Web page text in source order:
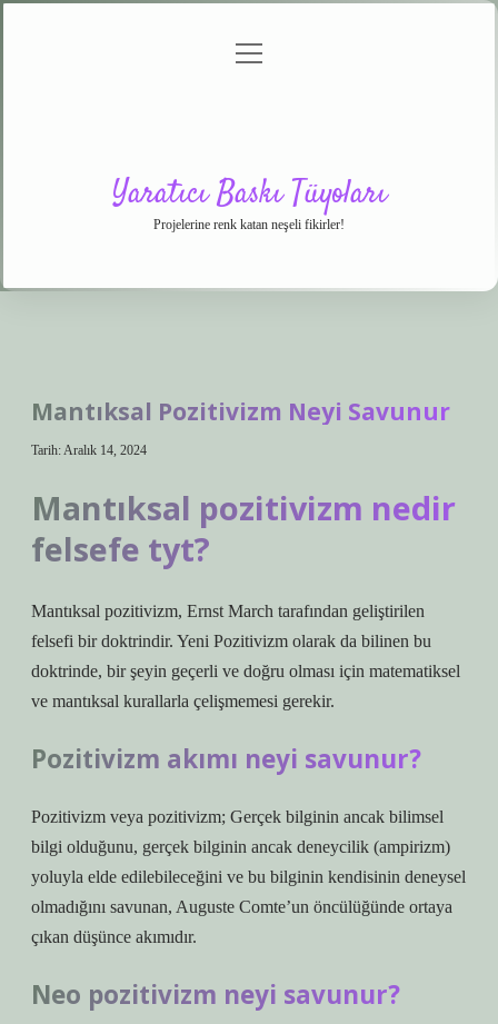
menüyü
Yaratıcı Baskı Tüyoları
Projelerine renk katan neşeli fikirler!
Mantıksal Pozitivizm Neyi Savunur
Tarih: Aralık 14, 2024
Mantıksal pozitivizm nedir
felsefe tyt?
Mantıksal pozitivizm, Ernst March tarafından geliştirilen
felsefi bir doktrindir. Yeni Pozitivizm olarak da bilinen bu
doktrinde, bir şeyin geçerli ve doğru olması için matematiksel
ve mantıksal kurallarla çelişmemesi gerekir.
Pozitivizm akımı neyi savunur?
Pozitivizm veya pozitivizm; Gerçek bilginin ancak bilimsel
bilgi olduğunu, gerçek bilginin ancak deneycilik (ampirizm)
yoluyla elde edilebileceğini ve bu bilginin kendisinin deneysel
olmadığını savunan, Auguste Comte’un öncülüğünde ortaya
çıkan düşünce akımıdır.
Neo pozitivizm neyi savunur?